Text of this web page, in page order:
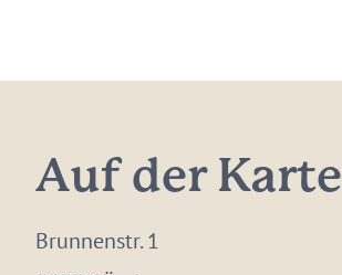
Auf der Karte
Brunnenstr. 1